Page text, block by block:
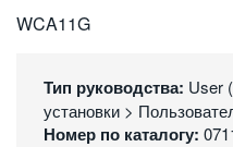
한국어
繁體中文
WCA11G
Тип руководства: User
установки >
Номер по каталогу: